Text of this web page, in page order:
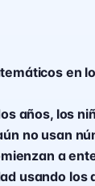
en
años, los
no usan
a
usando los